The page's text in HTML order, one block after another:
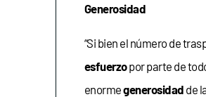
Generosidad
“Si bien el número de
esfuerzopor parte de
enormegenerosidad de